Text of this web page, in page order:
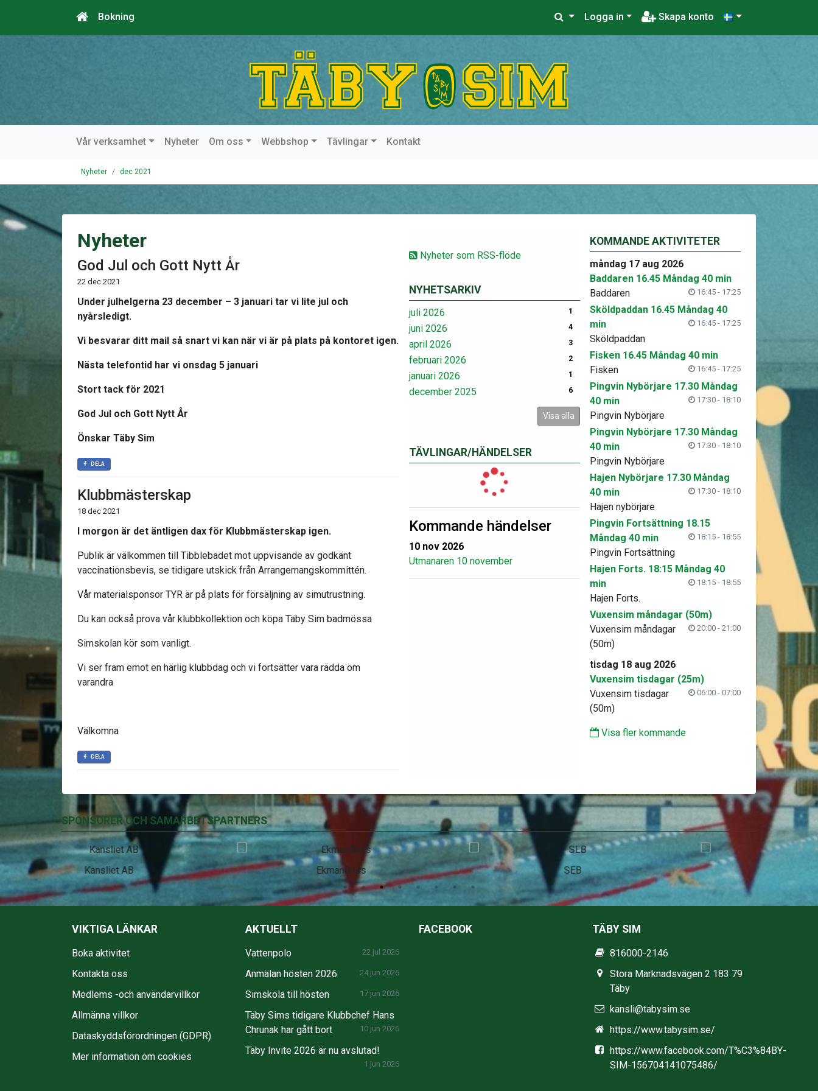
Bokning Logga in Skapa konto
Vår verksamhet Nyheter Om oss Webbshop Tävlingar Kontakt
Nyheter dec 2021
Nyheter som RSS-flöde
NYHETSARKIV
juli 2026 1
juni 2026 4
april 2026 3
februari 2026 2
januari 2026 1
december 2025 6
Visa alla
TÄVLINGAR/HÄNDELSER
Kommande händelser
10 nov 2026
Utmanaren 10 november
Nyheter
God Jul och Gott Nytt År
22 dec 2021
Under julhelgerna 23 december – 3 januari tar vi lite jul och
nyårsledigt.
Vi besvarar ditt mail så snart vi kan när vi är på plats på kontoret igen.
Nästa telefontid har vi onsdag 5 januari
Stort tack för 2021
God Jul och Gott Nytt År
Önskar Täby Sim
DELA
Klubbmästerskap
18 dec 2021
I morgon är det äntligen dax för Klubbmästerskap igen.
Publik är välkommen till Tibblebadet mot uppvisande av godkänt
vaccinationsbevis, se tidigare utskick från Arrangemangskommittén.
Vår materialsponsor TYR är på plats för försäljning av simutrustning.
Du kan också prova vår klubbkollektion och köpa Täby Sim badmössa
Simskolan kör som vanligt.
Vi ser fram emot en härlig klubbdag och vi fortsätter vara rädda om
varandra
Välkomna
DELA
KOMMANDE AKTIVITETER
måndag 17 aug 2026
Baddaren 16.45 Måndag 40 min
16:45 - 17:25
Baddaren
Sköldpaddan 16.45 Måndag 40
min
16:45 - 17:25
Sköldpaddan
Fisken 16.45 Måndag 40 min
16:45 - 17:25
Fisken
Pingvin Nybörjare 17.30 Måndag
40 min
17:30 - 18:10
Pingvin Nybörjare
Pingvin Nybörjare 17.30 Måndag
40 min
17:30 - 18:10
Pingvin Nybörjare
Hajen Nybörjare 17.30 Måndag
40 min
17:30 - 18:10
Hajen nybörjare
Pingvin Fortsättning 18.15
Måndag 40 min
18:15 - 18:55
Pingvin Fortsättning
Hajen Forts. 18:15 Måndag 40
min
18:15 - 18:55
Hajen Forts.
Vuxensim måndagar (50m)
20:00 - 21:00
Vuxensim måndagar
(50m)
tisdag 18 aug 2026
Vuxensim tisdagar (25m)
06:00 - 07:00
Vuxensim tisdagar
(50m)
Visa fler kommande
SPONSORER OCH SAMARBETSPARTNERS
EkmanBuss SEB Stadium
VIKTIGA LÄNKAR
Boka aktivitet
Kontakta oss
Medlems -och användarvillkor
Allmänna villkor
Dataskyddsförordningen (GDPR)
Mer information om cookies
AKTUELLT
Vattenpolo 22 jul 2026
Anmälan hösten 2026 24 jun 2026
Simskola till hösten 17 jun 2026
Täby Sims tidigare Klubbchef Hans
Chrunak har gått bort
10 jun 2026
Täby Invite 2026 är nu avslutad!
1 jun 2026
FACEBOOK TÄBY SIM
816000-2146
Stora Marknadsvägen 2 183 79
Täby
kansli@tabysim.se
https://www.tabysim.se/
https://www.facebook.com/T%C3%84BY-
SIM-156704141075486/